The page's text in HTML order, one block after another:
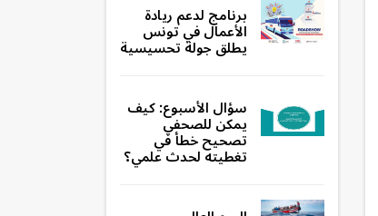
برنامج لدعم ريادة
الأعمال في تونس
يطلق جولة تحسيسية
سؤال الأسبوع: كيف
يمكن للصحفي
تصحيح خطأ في
تغطيته لحدث علمي؟